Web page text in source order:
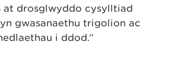
at drosglwyddo cysylltiad
gwasanaethu trigolion ac
i ddod.”